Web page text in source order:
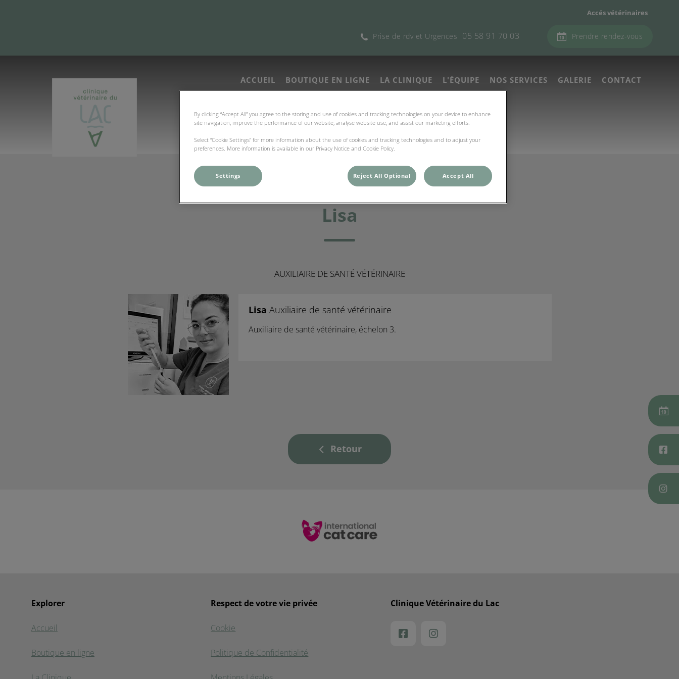
Accés vétérinaires
Prise de rdv et Urgences 05 58 91 70 03 Prendre rendez-vous
Page d'accueil de Clinique Vétérinaire du LAC
ACCUEIL BOUTIQUE EN LIGNE LA CLINIQUE L'ÉQUIPE NOS SERVICES GALERIE CONTACT
Lisa
AUXILIAIRE DE SANTÉ VÉTÉRINAIRE
Lisa Auxiliaire de santé vétérinaire
Auxiliaire de santé vétérinaire, échelon 3.
Retour
Explorer
Accueil
Boutique en ligne
Respect de votre vie privée
Cookie
Politique de Confidentialité
Clinique Vétérinaire du Lac
By clicking “Accept All” you agree to the storing and use of cookies and tracking technologies on your device to enhance
site navigation, improve the performance of our website, analyse website use, and assist our marketing efforts.
Select “Cookie Settings” for more information about the use of cookies and tracking technologies and to adjust your
preferences. More information is available in our Privacy Notice and Cookie Policy.
Settings Reject All Optional Accept All